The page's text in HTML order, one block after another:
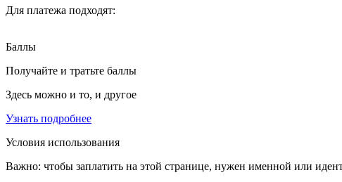
Для платежа подходят:
Баллы
Получайте и тратьте баллы
Здесь можно и то, и другое
Узнать подробнее
Условия использования
Важно: чтобы заплатить на этой странице, нужен именной или